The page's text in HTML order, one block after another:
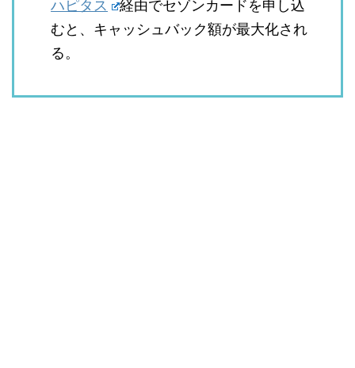
ハピタス
経由でセゾンカードを申し込
むと、キャッシュバック額が最大化され
る。